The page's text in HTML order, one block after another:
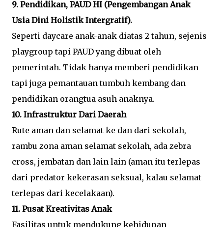
9. Pendidikan, PAUD HI (Pengembangan Anak
Usia Dini Holistik Intergratif).
Seperti daycare anak-anak diatas 2 tahun, sejenis
playgroup tapi PAUD yang dibuat oleh
pemerintah. Tidak hanya memberi pendidikan
tapi juga pemantauan tumbuh kembang dan
pendidikan orangtua asuh anaknya.
10. Infrastruktur Dari Daerah
Rute aman dan selamat ke dan dari sekolah,
rambu zona aman selamat sekolah, ada zebra
cross, jembatan dan lain lain (aman itu terlepas
dari predator kekerasan seksual, kalau selamat
terlepas dari kecelakaan).
11. Pusat Kreativitas Anak
Fasilitas untuk mendukung kehidupan